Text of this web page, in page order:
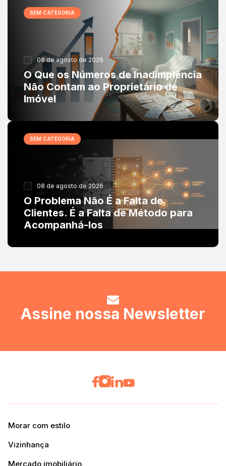
SEM CATEGORIA
08 de agosto de 2026
O Que os Números de Inadimplência
Não Contam ao Proprietário de
Imóvel
SEM CATEGORIA
08 de agosto de 2026
O Problema Não É a Falta de
Clientes. É a Falta de Método para
Acompanhá-los
Assine nossa Newsletter
Morar com estilo
Vizinhança
Mercado imobiliário